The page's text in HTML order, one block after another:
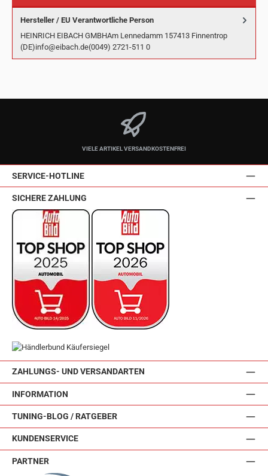
Hersteller / EU Verantwortliche Person
HEINRICH EIBACH GMBHAm Lennedamm 157413 Finnentrop
(DE)info@eibach.de(0049) 2721-511 0
VIELE ARTIKEL VERSANDKOSTENFREI
SERVICE-HOTLINE
ZAHLUNGS- UND VERSANDARTEN
INFORMATION
TUNING-BLOG / RATGEBER
KUNDENSERVICE
SICHERE ZAHLUNG
PARTNER